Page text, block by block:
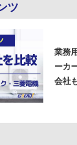
ツ
業務
ーカ
会社